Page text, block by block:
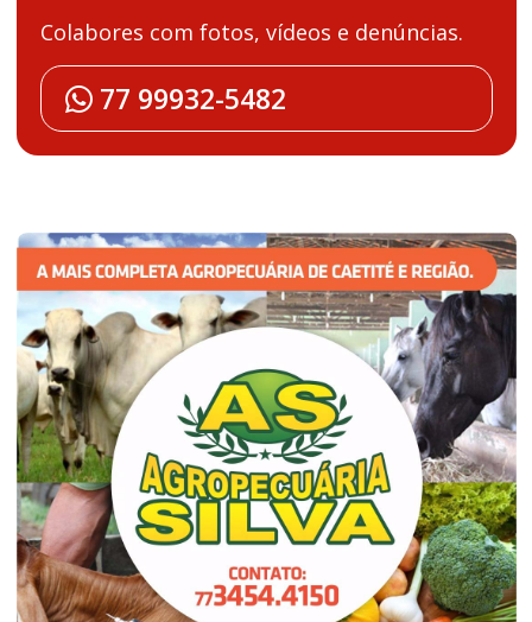
Colabores com fotos, vídeos e denúncias.
77 99932-5482